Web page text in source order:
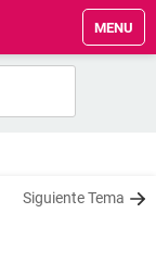
MENU
Siguiente Tema